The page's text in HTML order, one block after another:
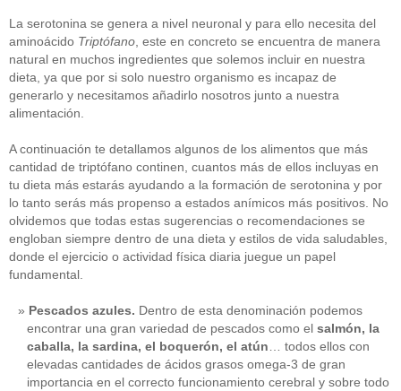
La serotonina se genera a nivel neuronal y para ello necesita del
aminoácido Triptófano, este en concreto se encuentra de manera
natural en muchos ingredientes que solemos incluir en nuestra
dieta, ya que por si solo nuestro organismo es incapaz de
generarlo y necesitamos añadirlo nosotros junto a nuestra
alimentación.
A continuación te detallamos algunos de los alimentos que más
cantidad de triptófano continen, cuantos más de ellos incluyas en
tu dieta más estarás ayudando a la formación de serotonina y por
lo tanto serás más propenso a estados anímicos más positivos. No
olvidemos que todas estas sugerencias o recomendaciones se
engloban siempre dentro de una dieta y estilos de vida saludables,
donde el ejercicio o actividad física diaria juegue un papel
fundamental.
Pescados azules. Dentro de esta denominación podemos
encontrar una gran variedad de pescados como el salmón, la
caballa, la sardina, el boquerón, el atún… todos ellos con
elevadas cantidades de ácidos grasos omega-3 de gran
importancia en el correcto funcionamiento cerebral y sobre todo